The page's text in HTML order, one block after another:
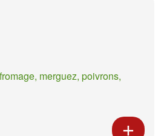
merguez, poivrons,